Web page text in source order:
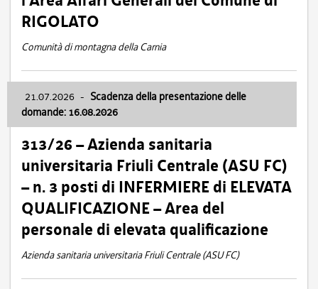
RIGOLATO
Comunità di montagna della Carnia
21.07.2026 - Scadenza della presentazione delle
domande: 16.08.2026
313/26 – Azienda sanitaria
universitaria Friuli Centrale (ASU FC)
– n. 3 posti di INFERMIERE di ELEVATA
QUALIFICAZIONE – Area del
personale di elevata qualificazione
Azienda sanitaria universitaria Friuli Centrale (ASU FC)